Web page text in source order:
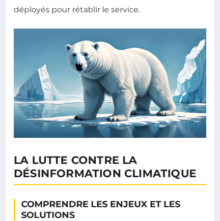
déployés pour rétablir le service.
LA LUTTE CONTRE LA
DÉSINFORMATION CLIMATIQUE
COMPRENDRE LES ENJEUX ET LES
SOLUTIONS